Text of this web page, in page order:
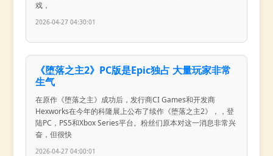
戏，
2026-04-27 04:30:01
《堕落之主2》PC版是Epic独占 大量玩家非常
生气
在原作《堕落之主》成功后，发行商CI Games和开发商
Hexworks在今年的科隆展上公布了续作《堕落之主2》，，登
陆PC，PS5和Xbox Series平台。粉丝们原本对这一消息非常兴
奋，但很快
2026-04-27 04:00:01